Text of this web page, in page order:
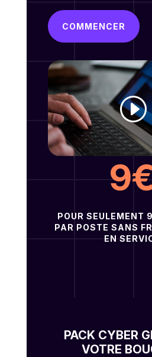
COMMENCER
POUR SEULEMENT
PAR POSTE SANS
EN
PACK CYBER
VOTRE